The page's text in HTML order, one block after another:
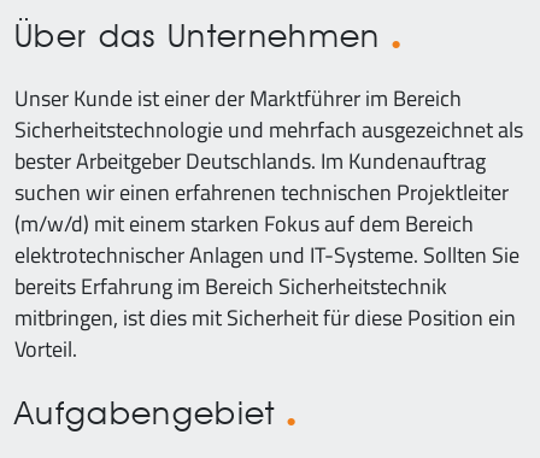
Über das Unternehmen
Unser Kunde ist einer der Marktführer im Bereich
Sicherheitstechnologie und mehrfach ausgezeichnet als
bester Arbeitgeber Deutschlands. Im Kundenauftrag
suchen wir einen erfahrenen technischen Projektleiter
(m/w/d) mit einem starken Fokus auf dem Bereich
elektrotechnischer Anlagen und IT-Systeme. Sollten Sie
bereits Erfahrung im Bereich Sicherheitstechnik
mitbringen, ist dies mit Sicherheit für diese Position ein
Vorteil.
Aufgabengebiet